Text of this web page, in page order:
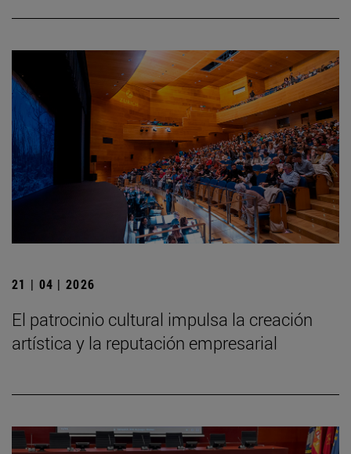
21 | 04 | 2026
El patrocinio cultural impulsa la creación
artística y la reputación empresarial